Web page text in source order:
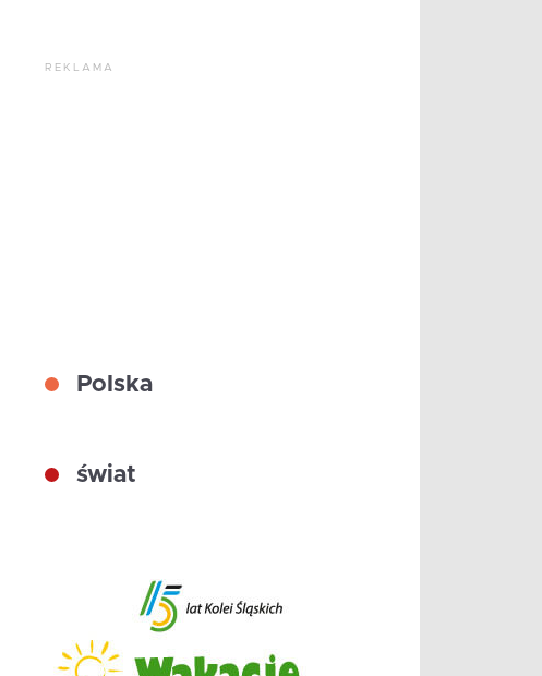
REKLAMA
Polska
świat